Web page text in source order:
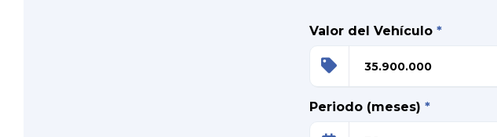
Valor del Vehículo *
Periodo (meses) *